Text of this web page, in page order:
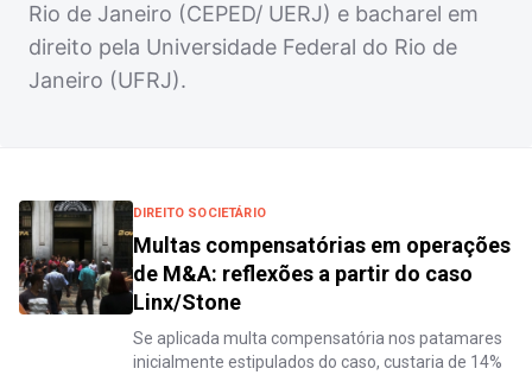
Rio de Janeiro (CEPED/ UERJ) e bacharel em
direito pela Universidade Federal do Rio de
Janeiro (UFRJ).
DIREITO SOCIETÁRIO
Multas compensatórias em operações
de M&A: reflexões a partir do caso
Linx/Stone
Se aplicada multa compensatória nos patamares
inicialmente estipulados do caso, custaria de 14%